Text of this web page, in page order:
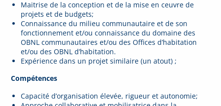
Maitrise de la conception et de la mise en ceuvre de
projets et de budgets;
Connaissance du milieu communautaire et de son
fonctionnement et/ou connaissance du domaine des
OBNL communautaires et/ou des Offices d’habitation
et/ou des OBNL d’habitation.
Expérience dans un projet similaire (un atout) ;
Compétences
Capacité d’organisation élevée, rigueur et autonomie;